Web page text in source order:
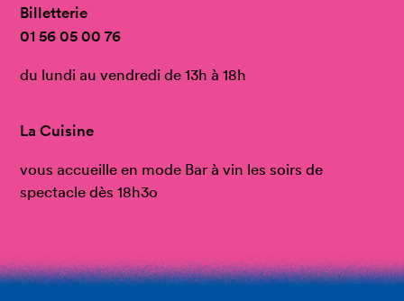
Billetterie
01 56 05 00 76
du lundi au vendredi de 13h à 18h
La Cuisine
vous accueille en mode Bar à vin les soirs de
spectacle dès 18h3o